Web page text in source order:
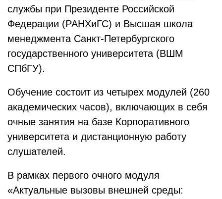
службы при Президенте Российской
Федерации (РАНХиГС) и Высшая школа
менеджмента Санкт-Петербургского
государственного университета (ВШМ
СПбГУ).
Обучение состоит из четырех модулей (260
академических часов), включающих в себя
очные занятия на базе Корпоративного
университета и дистанционную работу
слушателей.
В рамках первого очного модуля
«Актуальные вызовы внешней среды: